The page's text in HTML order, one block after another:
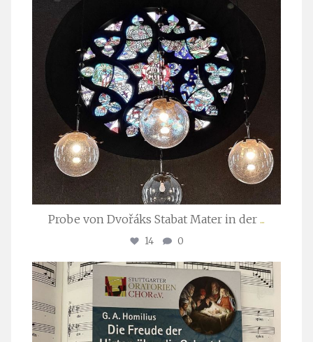
Probe von Dvořáks Stabat Mater in der ...
14 0
stuttgarter_oratorienchor
Nov. 29